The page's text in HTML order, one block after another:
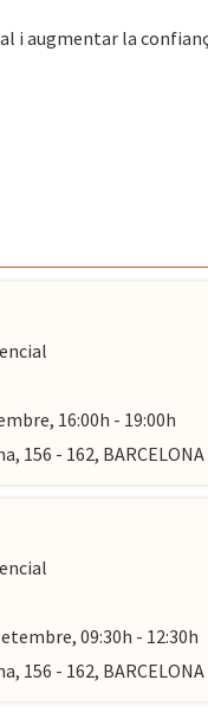
i augmentar la
16:00h - 19:00h
156 - 162, BARCELONA
09:30h - 12:30h
156 - 162, BARCELONA